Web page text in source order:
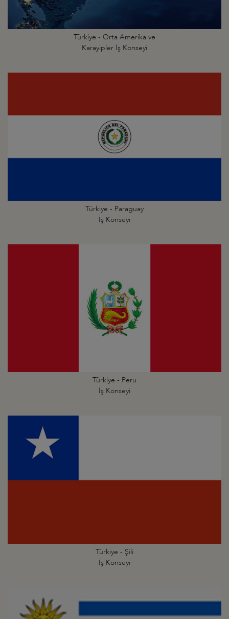
Türkiye - Orta Amerika ve
Karayipler İş Konseyi
Türkiye - Paraguay
İş Konseyi
Türkiye - Peru
İş Konseyi
Türkiye - Şili
İş Konseyi